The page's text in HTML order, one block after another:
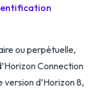
ou perpétuelle,
Connection
version d’Horizon 8,